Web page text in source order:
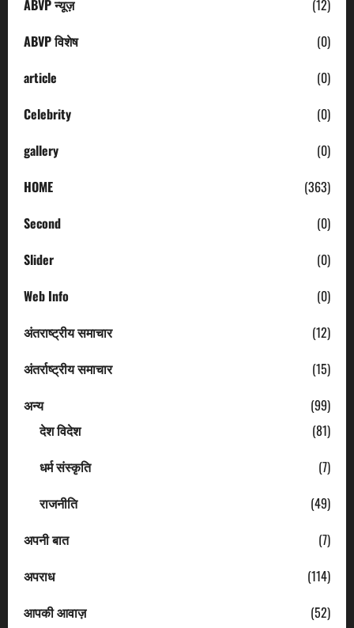
ABVP न्यूज़
(12)
ABVP विशेष
(0)
article
(0)
Celebrity
(0)
gallery
(0)
HOME
(363)
Second
(0)
Slider
(0)
Web Info
(0)
अंतराष्ट्रीय समाचार
(12)
अंतर्राष्ट्रीय समाचार
(15)
अन्य
(99)
देश विदेश
(81)
धर्म संस्कृति
(7)
राजनीति
(49)
अपनी बात
(7)
अपराध
(114)
आपकी आवाज़
(52)